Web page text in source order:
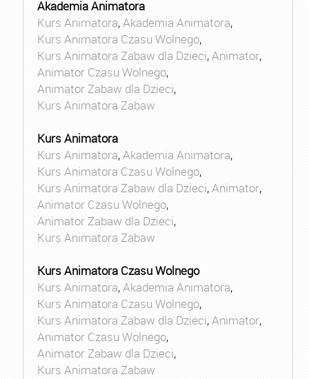
Akademia Animatora
Kurs Animatora,Akademia Animatora,
Kurs Animatora Czasu Wolnego,
Kurs Animatora Zabaw dla Dzieci,Animator,
Animator Czasu Wolnego,
Animator Zabaw dla Dzieci,
Kurs Animatora Zabaw
Kurs Animatora
Kurs Animatora,Akademia Animatora,
Kurs Animatora Czasu Wolnego,
Kurs Animatora Zabaw dla Dzieci,Animator,
Animator Czasu Wolnego,
Animator Zabaw dla Dzieci,
Kurs Animatora Zabaw
Kurs Animatora Czasu Wolnego
Kurs Animatora,Akademia Animatora,
Kurs Animatora Czasu Wolnego,
Kurs Animatora Zabaw dla Dzieci,Animator,
Animator Czasu Wolnego,
Animator Zabaw dla Dzieci,
Kurs Animatora Zabaw